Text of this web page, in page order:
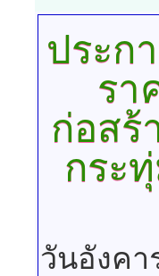
ประก
รา
ก่อสร้
กระ
วันอังคา